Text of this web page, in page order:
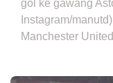
gol ke gawang
Instagram/
Manchester